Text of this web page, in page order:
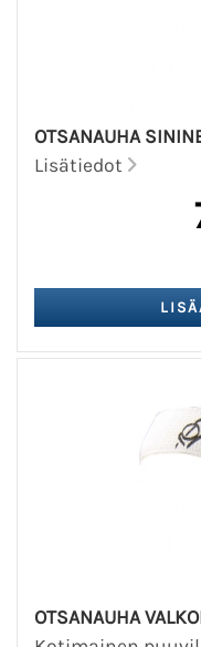
OTSANAUHA
Lisätiedot
OTSANAUHA